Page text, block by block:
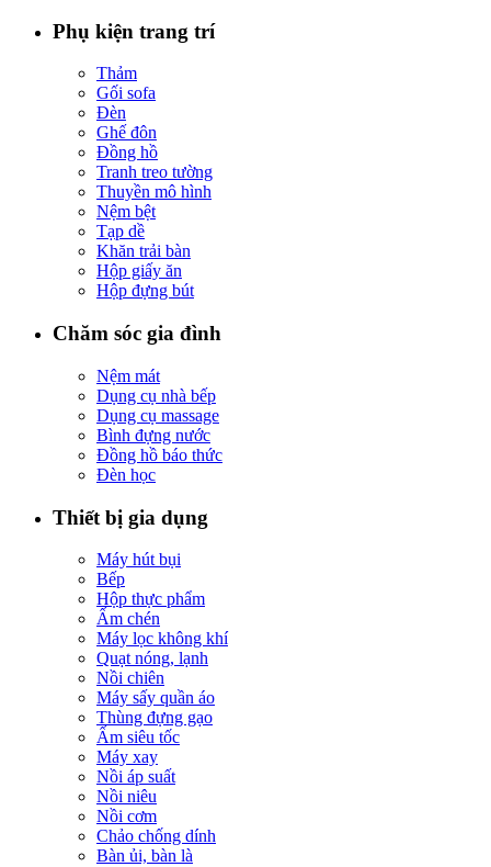
Phụ kiện trang trí
Thảm
Gối sofa
Đèn
Ghế đôn
Đồng hồ
Tranh treo tường
Thuyền mô hình
Nệm bệt
Tạp dề
Khăn trải bàn
Hộp giấy ăn
Hộp đựng bút
Chăm sóc gia đình
Nệm mát
Dụng cụ nhà bếp
Dụng cụ massage
Bình đựng nước
Đồng hồ báo thức
Đèn học
Thiết bị gia dụng
Máy hút bụi
Bếp
Hộp thực phẩm
Ấm chén
Máy lọc không khí
Quạt nóng, lạnh
Nồi chiên
Máy sấy quần áo
Thùng đựng gạo
Ấm siêu tốc
Máy xay
Nồi áp suất
Nồi niêu
Nồi cơm
Chảo chống dính
Bàn ủi, bàn là